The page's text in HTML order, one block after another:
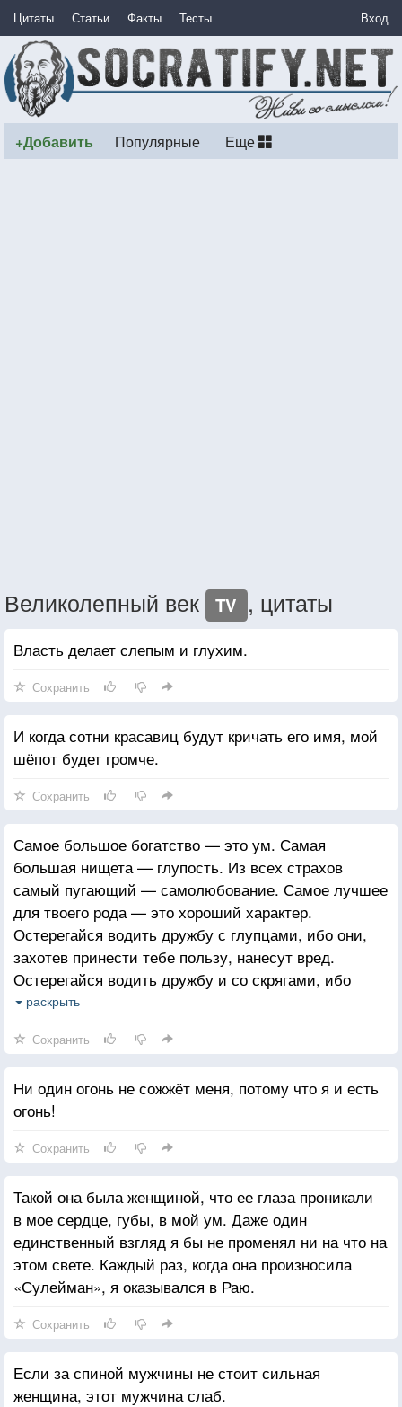
Цитаты Статьи Факты Тесты Вход
+Добавить Популярные Еще
Великолепный век TV , цитаты
Власть делает слепым и глухим.
Сохранить
И когда сотни красавиц будут кричать его имя, мой
шёпот будет громче.
Сохранить
Самое большое богатство — это ум. Самая
большая нищета — глупость. Из всех страхов
самый пугающий — самолюбование. Самое лучшее
для твоего рода — это хороший характер.
Остерегайся водить дружбу с глупцами, ибо они,
захотев принести тебе пользу, нанесут вред.
Остерегайся водить дружбу и со скрягами, ибо
в самый нужный момент они не сдвинутся с места
водить дружбу с творящим зло, ибо он предаст
тебя за мелочь и бросит. И ещё не води дружбу с
лжецом, ибо он подобен миражу: далёкое он
покажет тебе, как близкое, а близкое отдалит от
раскрыть
Сохранить
Ни один огонь не сожжёт меня, потому что я и есть
огонь!
Сохранить
Такой она была женщиной, что ее глаза проникали
в мое сердце, губы, в мой ум. Даже один
единственный взгляд я бы не променял ни на что на
этом свете. Каждый раз, когда она произносила
«Сулейман», я оказывался в Раю.
Сохранить
Если за спиной мужчины не стоит сильная
женщина, этот мужчина слаб.